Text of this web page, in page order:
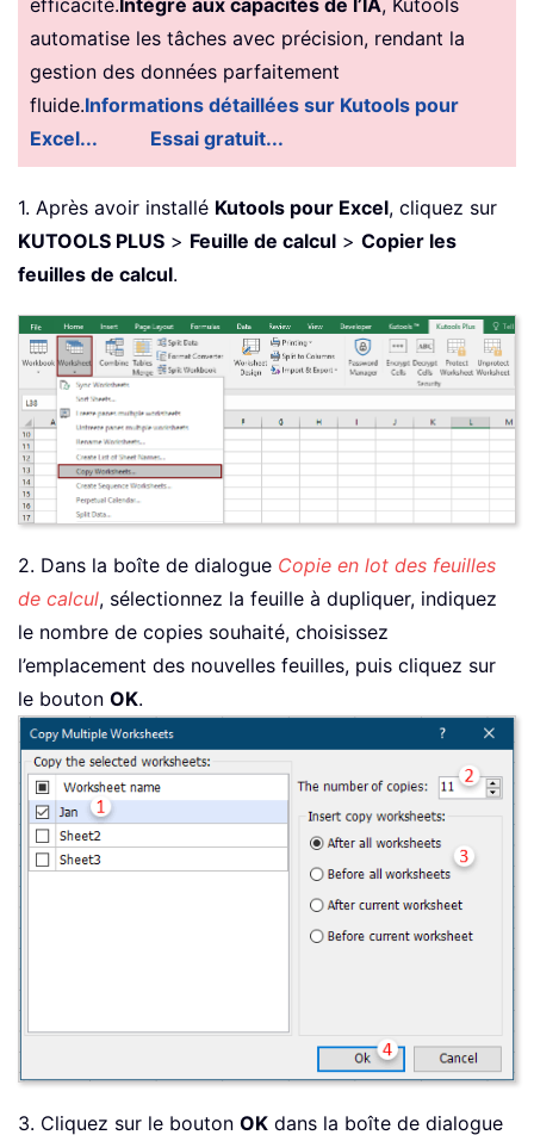
automatise les tâches avec précision, rendant la
gestion des données parfaitement
fluide.Informations détaillées sur Kutools pour
Excel...
Essai gratuit...
1. Après avoir installé Kutools pour Excel, cliquez sur
KUTOOLS PLUS > Feuille de calcul > Copier les
feuilles de calcul.
2. Dans la boîte de dialogue Copie en lot des feuilles
de calcul, sélectionnez la feuille à dupliquer, indiquez
le nombre de copies souhaité, choisissez
l’emplacement des nouvelles feuilles, puis cliquez sur
le bouton OK.
3. Cliquez sur le bouton OK dans la boîte de dialogue